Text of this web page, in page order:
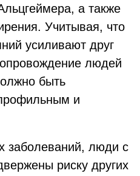
а также
Учитывая, что
усиливают друг
людей
быть
и
заболеваний, люди с
риску других